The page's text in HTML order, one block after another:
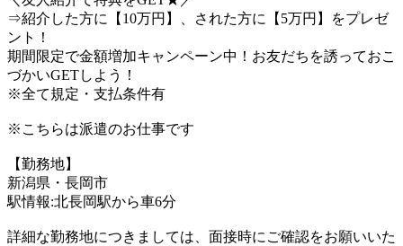
⇒紹介した方に【10万円】、された方に【5万円】をプレゼ
ント！
期間限定で金額増加キャンペーン中！お友だちを誘っておこ
づかいGETしよう！
※全て規定・支払条件有
※こちらは派遣のお仕事です
【勤務地】
新潟県・長岡市
駅情報:北長岡駅から車6分
詳細な勤務地につきましては、面接時にご確認をお願いいた